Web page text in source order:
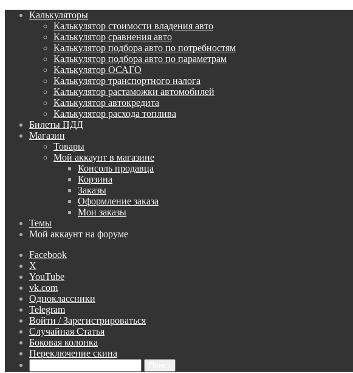
Калькуляторы
Калькулятор стоимости владения авто
Калькулятор сравнения авто
Калькулятор подбора авто по потребностям
Калькулятор подбора авто по параметрам
Калькулятор ОСАГО
Калькулятор транспортного налога
Калькулятор растаможки автомобилей
Калькулятор автокредита
Калькулятор расхода топлива
Билеты ПДД
Магазин
Товары
Мой аккаунт в магазине
Консоль продавца
Корзина
Заказы
Оформление заказа
Мои заказы
Темы
Мой аккаунт на форуме
Facebook
X
YouTube
vk.com
Одноклассники
Telegram
Войти / Зарегистрироваться
Случайная Статья
Боковая колонка
Переключение скина